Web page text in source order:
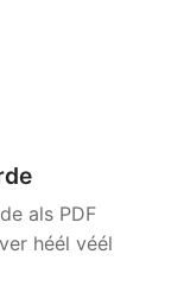
als PDF
héél véél